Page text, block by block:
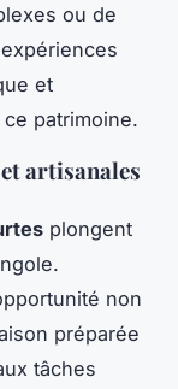
ou de
et
patrimoine.
artisanales
plongent
non
préparée
tâches